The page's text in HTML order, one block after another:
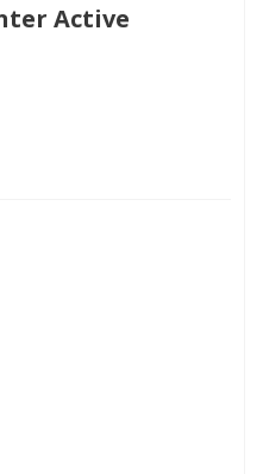
Active